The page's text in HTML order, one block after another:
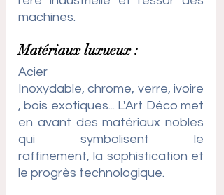
machines.
Matériaux luxueux :
Acier
Inoxydable, chrome, verre, ivoire
, bois exotiques... L'Art Déco met
en avant des matériaux nobles
qui symbolisent le
raffinement, la sophistication et
le progrès technologique.